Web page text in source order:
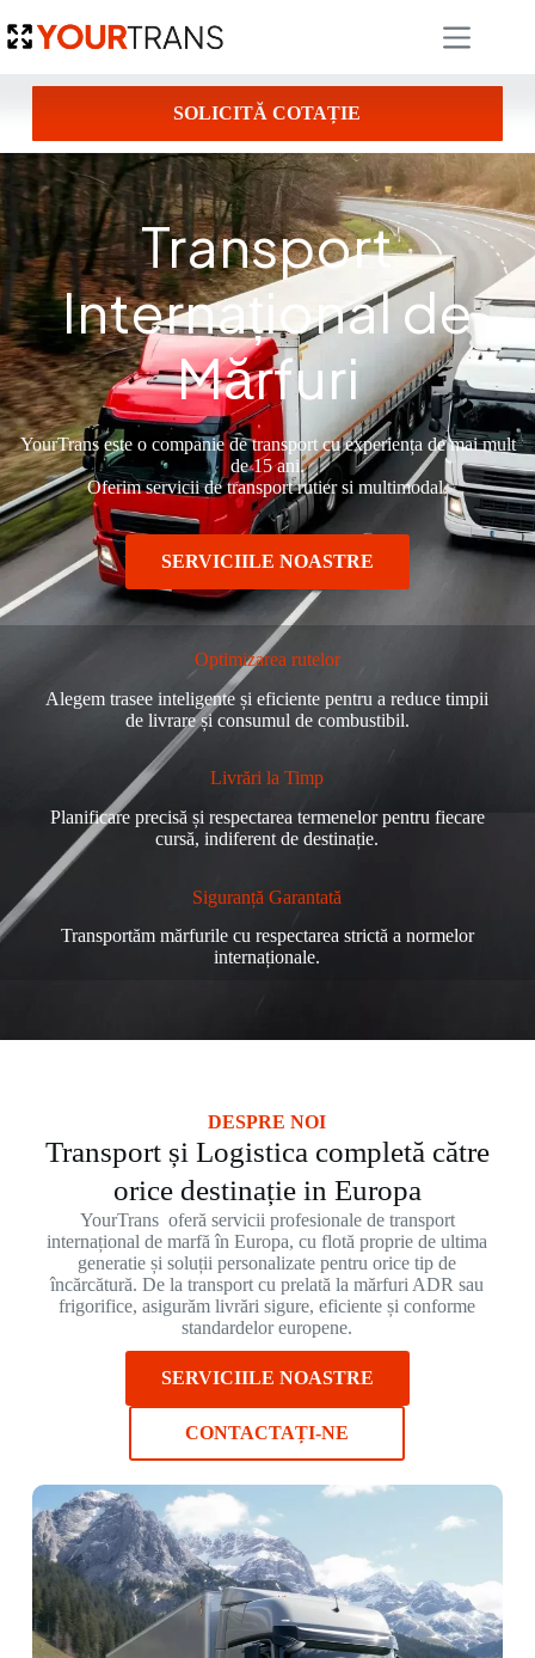
SOLICITĂ COTAȚIE
Transport
Internațional de
Mărfuri
YourTrans este o companie de transport cu experiența de mai mult
de 15 ani.
Oferim servicii de transport rutier si multimodal.
SERVICIILE NOASTRE
Optimizarea rutelor
Alegem trasee inteligente și eficiente pentru a reduce timpii
de livrare și consumul de combustibil.
Livrări la Timp
Planificare precisă și respectarea termenelor pentru fiecare
cursă, indiferent de destinație.
Siguranță Garantată
Transportăm mărfurile cu respectarea strictă a normelor
internaționale.
DESPRE NOI
Transport și Logistica completă către
orice destinație in Europa
YourTrans oferă servicii profesionale de transport
internațional de marfă în Europa, cu flotă proprie de ultima
generatie și soluții personalizate pentru orice tip de
încărcătură. De la transport cu prelată la mărfuri ADR sau
frigorifice, asigurăm livrări sigure, eficiente și conforme
standardelor europene.
SERVICIILE NOASTRE
CONTACTAȚI-NE